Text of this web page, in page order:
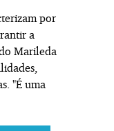
por
a
Marileda
"É uma